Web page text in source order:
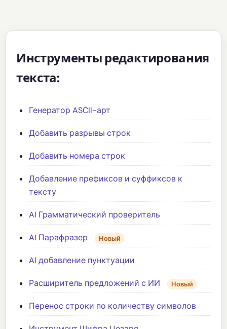
Инструменты редактирования
текста:
Генератор ASCII-арт
Добавить разрывы строк
Добавить номера строк
Добавление префиксов и суффиксов к
тексту
AI Грамматический проверитель
AI Парафразер Новый
AI добавление пунктуации
Расширитель предложений с ИИ Новый
Перенос строки по количеству символов